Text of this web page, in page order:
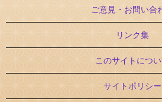
ご意見・お問い合
リンク集
このサイトについ
サイトポリシー